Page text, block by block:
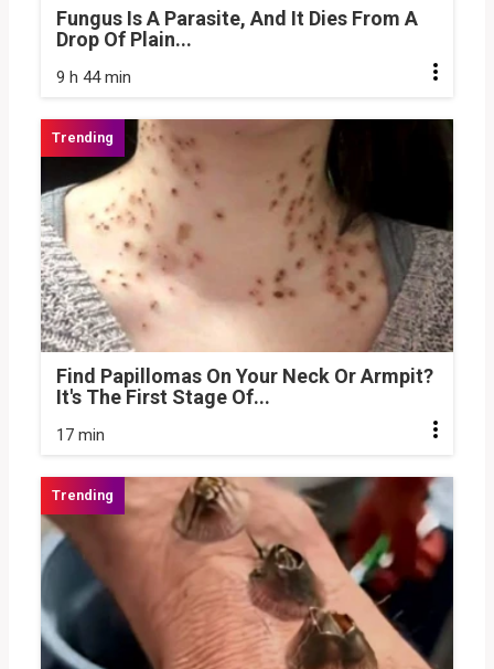
Fungus Is A Parasite, And It Dies From A
Drop Of Plain...
9 h 44 min
Find Papillomas On Your Neck Or Armpit?
It's The First Stage Of...
17 min